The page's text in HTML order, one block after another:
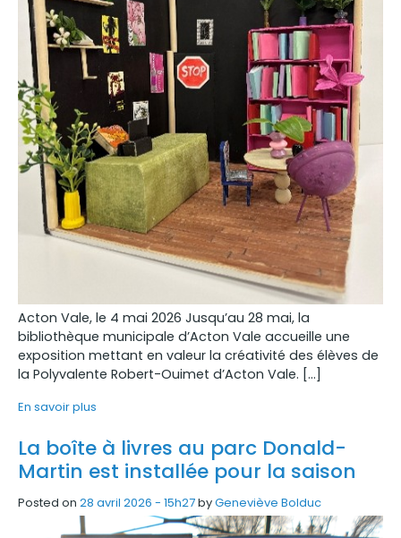
Acton Vale, le 4 mai 2026 Jusqu’au 28 mai, la
bibliothèque municipale d’Acton Vale accueille une
exposition mettant en valeur la créativité des élèves de
la Polyvalente Robert-Ouimet d’Acton Vale. […]
En savoir plus
La boîte à livres au parc Donald-
Martin est installée pour la saison
Posted on 28 avril 2026 - 15h27byGeneviève Bolduc